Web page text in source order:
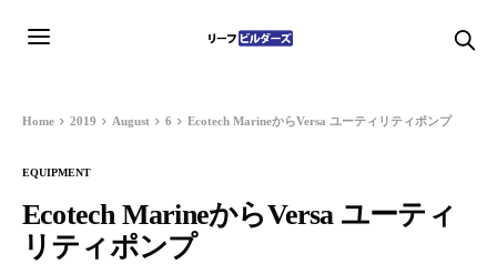
Home 2019 August 6 Ecotech MarineからVersa ユーティリティポンプ
EQUIPMENT
Ecotech MarineからVersa ユーティ
リティポンプ